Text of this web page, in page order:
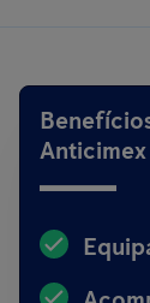
Anticimex